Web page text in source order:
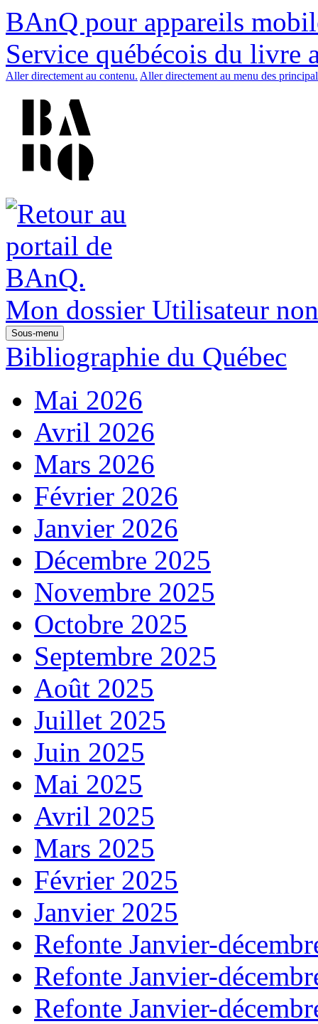
BAnQ pour appareils
Service québécois du livre
Aller directement au contenu. Aller directement au menu des
Mon dossier Utilisateur
Sous-menu
Bibliographie du Québec
Mai 2026
Avril 2026
Mars 2026
Février 2026
Janvier 2026
Décembre 2025
Novembre 2025
Octobre 2025
Septembre 2025
Août 2025
Juillet 2025
Juin 2025
Mai 2025
Avril 2025
Mars 2025
Février 2025
Janvier 2025
Refonte Janvier-
Refonte Janvier-
Refonte Janvier-